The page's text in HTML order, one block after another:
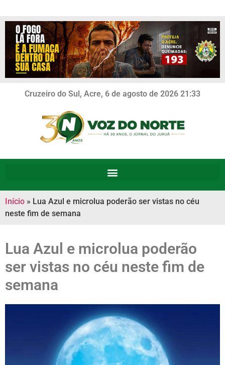
Cruzeiro do Sul, Acre, 6 de agosto de 2026 21:33
Início » Lua Azul e microlua poderão ser vistas no céu
neste fim de semana
Lua Azul e microlua poderão
ser vistas no céu neste fim de
semana